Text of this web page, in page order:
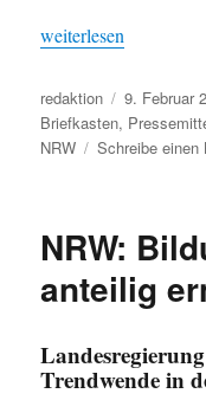
„„Schule ist kein
weiterlesen
Autor
redaktion
am
9. Februar
Briefkasten,
NRW
Schreibe einen
NRW:
anteilig
Trendwende in